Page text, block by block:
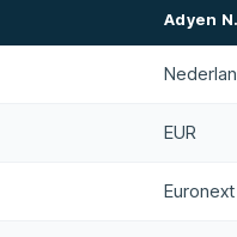
Adyen
EUR